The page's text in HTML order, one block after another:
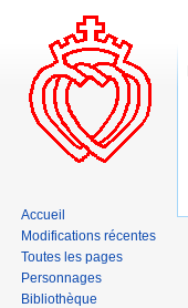
Accueil
Modifications récentes
Toutes les pages
Personnages
Bibliothèque